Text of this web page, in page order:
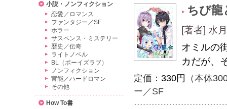
ちび龍
[著者] 水
オミルの
カだが、
定価： 330円
（本体
ー／SF
小説・ノンフィクション
恋愛／ロマンス
ファンタジー／SF
ホラー
サスペンス・ミステリー
歴史／伝奇
ライトノベル
BL（ボーイズラブ）
ノンフィクション
官能／ハードロマン
その他
How To書